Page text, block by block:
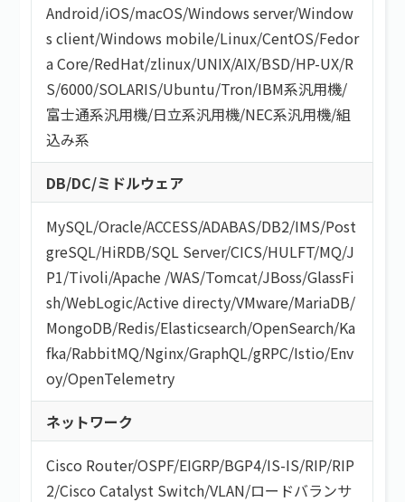
Android/iOS/macOS/Windows server/Window
s client/Windows mobile/Linux/CentOS/Fedor
a Core/RedHat/zlinux/UNIX/AIX/BSD/HP-UX/R
S/6000/SOLARIS/Ubuntu/Tron/IBM系汎用機/
富士通系汎用機/日立系汎用機/NEC系汎用機/組
込み系
DB/DC/ミドルウェア
MySQL/Oracle/ACCESS/ADABAS/DB2/IMS/Post
greSQL/HiRDB/SQL Server/CICS/HULFT/MQ/J
P1/Tivoli/Apache /WAS/Tomcat/JBoss/GlassFi
sh/WebLogic/Active directy/VMware/MariaDB/
MongoDB/Redis/Elasticsearch/OpenSearch/Ka
fka/RabbitMQ/Nginx/GraphQL/gRPC/Istio/Env
oy/OpenTelemetry
ネットワーク
Cisco Router/OSPF/EIGRP/BGP4/IS-IS/RIP/RIP
2/Cisco Catalyst Switch/VLAN/ロードバランサ